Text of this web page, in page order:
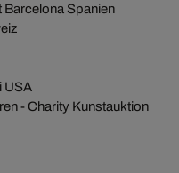
Barcelona Spanien
USA
- Charity Kunstauktion